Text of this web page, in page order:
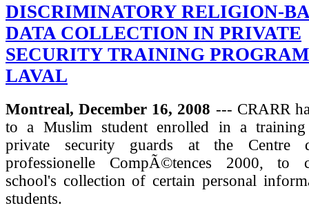
DISCRIMINATORY RELIGION-
DATA COLLECTION IN PRIVATE
SECURITY TRAINING
LAVAL
Montreal, December 16, 2008 --- CRARR
to a Muslim student enrolled in a
private security guards at the Centre
professionelle CompÃ©tences 2000, to
school's collection of certain personal
students.